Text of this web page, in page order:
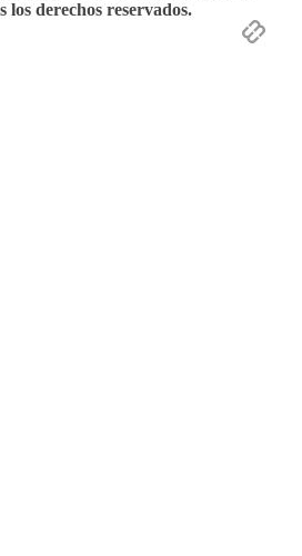
los derechos reservados.